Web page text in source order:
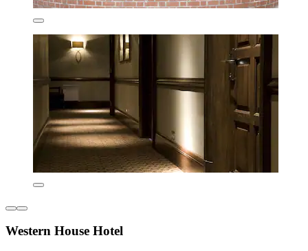
Western House Hotel